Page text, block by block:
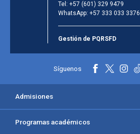
Tel: +57 (601) 329 9479
WhatsApp: +57 333 033 3376
Gestión de PQRSFD
Síguenos
Admisiones
Programas académicos